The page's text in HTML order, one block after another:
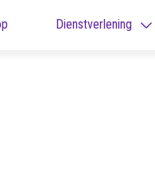
Dienstverlening